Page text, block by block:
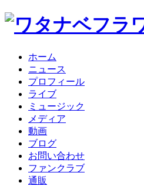
ホーム
ニュース
プロフィール
ライブ
ミュージック
メディア
動画
ブログ
お問い合わせ
ファンクラブ
通販